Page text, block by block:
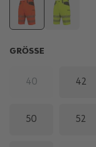
GRÖSSE
40 42
50 52